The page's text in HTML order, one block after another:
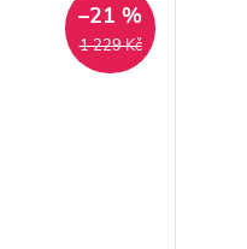
1 229 Kč
–21 %